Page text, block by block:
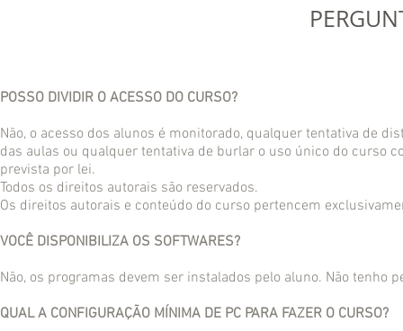
POSSO DIVIDIR O ACESSO DO CURSO?
Não, o acesso dos alunos é monitorado, qualquer tentativa de
das aulas ou qualquer tentativa de burlar o uso único do curso
prevista por lei.
Todos os direitos autorais são reservados.
Os direitos autorais e conteúdo do curso pertencem
VOCÊ DISPONIBILIZA OS SOFTWARES?
Não, os programas devem ser instalados pelo aluno. Não tenho
QUAL A CONFIGURAÇÃO MÍNIMA DE PC PARA FAZER O CURSO?